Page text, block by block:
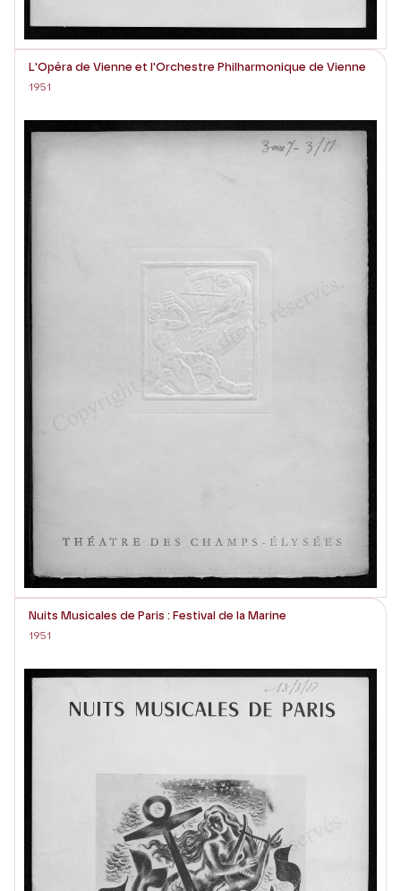
L'Opéra de Vienne et l'Orchestre Philharmonique de Vienne
1951
Nuits Musicales de Paris : Festival de la Marine
1951